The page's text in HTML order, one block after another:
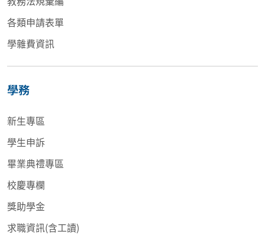
各類申請表單
學雜費資訊
學務
新生專區
學生申訴
畢業典禮專區
校慶專欄
獎助學金
求職資訊(含工讀)